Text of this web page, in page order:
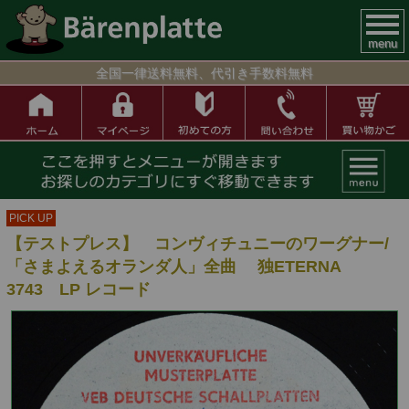
menu
全国一律送料無料、代引き手数料無料
PICK UP
【テストプレス】 コンヴィチュニーのワーグナー/
「さまよえるオランダ人」全曲 独ETERNA
3743 LP レコード